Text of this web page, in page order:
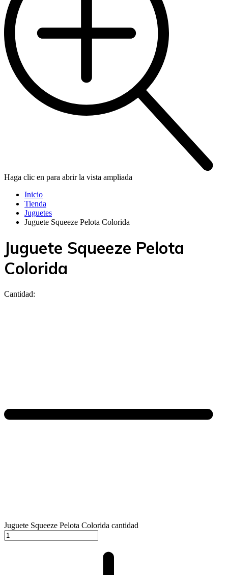
Haga clic en para abrir la vista ampliada
Inicio
Tienda
Juguetes
Juguete Squeeze Pelota Colorida
Juguete Squeeze Pelota
Colorida
Cantidad:
Juguete Squeeze Pelota Colorida cantidad